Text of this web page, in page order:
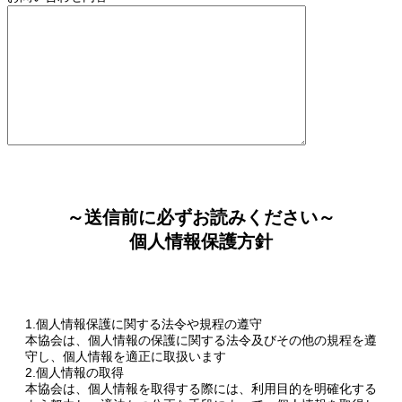
～送信前に必ずお読みください～
個人情報保護方針
1.個人情報保護に関する法令や規程の遵守
本協会は、個人情報の保護に関する法令及びその他の規程を遵
守し、個人情報を適正に取扱います
2.個人情報の取得
本協会は、個人情報を取得する際には、利用目的を明確化する